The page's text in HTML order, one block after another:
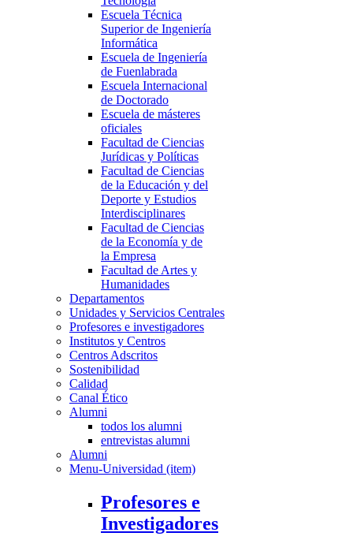
Escuela Técnica
Superior de Ingeniería
Informática
Escuela de Ingeniería
de Fuenlabrada
Escuela Internacional
de Doctorado
Escuela de másteres
oficiales
Facultad de Ciencias
Jurídicas y Políticas
Facultad de Ciencias
de la Educación y del
Deporte y Estudios
Interdisciplinares
Facultad de Ciencias
de la Economía y de
la Empresa
Facultad de Artes y
Humanidades
Departamentos
Unidades y Servicios Centrales
Profesores e investigadores
Institutos y Centros
Centros Adscritos
Sostenibilidad
Calidad
Canal Ético
Alumni
todos los alumni
entrevistas alumni
Alumni
Menu-Universidad (item)
Profesores e
Investigadores